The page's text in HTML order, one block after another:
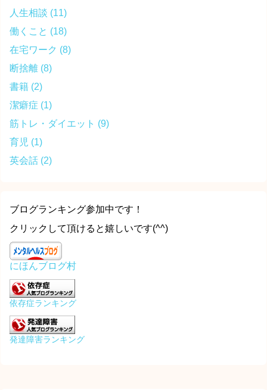
人生相談 (11)
働くこと (18)
在宅ワーク (8)
断捨離 (8)
書籍 (2)
潔癖症 (1)
筋トレ・ダイエット (9)
育児 (1)
英会話 (2)
ブログランキング参加中です！
クリックして頂けると嬉しいです(^^)
にほんブログ村
依存症ランキング
発達障害ランキング